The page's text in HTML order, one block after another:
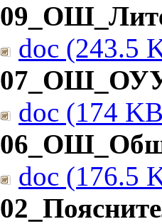
doc (243.5
doc (174
doc (176.5